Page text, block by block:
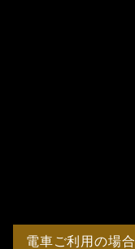
電車ご利用の場合